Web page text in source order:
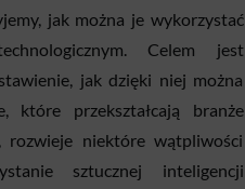
jak można je wykorzystać
Celem jest
jak dzięki niej można
które przekształcają branże
rozwieje niektóre wątpliwości
sztucznej inteligencji